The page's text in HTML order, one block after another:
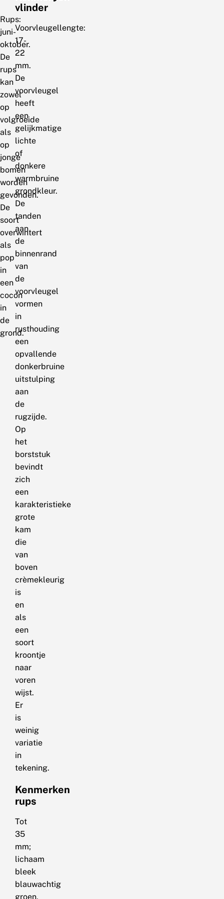
Rups:
juni-
oktober.
De
rups
kan
zowel
op
volgroeide
als
op
jonge
bomen
worden
gevonden.
De
soort
overwintert
als
pop
in
een
cocon
in
de
grond.
vlinder
Voorvleugellengte:
17-
22
mm.
De
voorvleugel
heeft
een
gelijkmatige
lichte
of
donkere
warmbruine
grondkleur.
De
tanden
aan
de
binnenrand
van
de
voorvleugel
vormen
in
rusthouding
een
opvallende
donkerbruine
uitstulping
aan
de
rugzijde.
Op
het
borststuk
bevindt
zich
een
karakteristieke
grote
kam
die
van
boven
crèmekleurig
is
en
als
een
soort
kroontje
naar
voren
wijst.
Er
is
weinig
variatie
in
tekening.
Kenmerken
rups
Tot
35
mm;
lichaam
bleek
blauwachtig
groen,